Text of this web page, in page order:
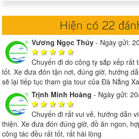
Hiện có 22
Vương Ngọc Thúy - Ngày gửi:
Chuyến đi do công ty sắp xếp rất
tốt. Xe đưa đón tận nơi, đúng giờ, hướng
sẽ lại tiếp tục tham gia tour của Đà Nẵng
Trịnh Minh Hoàng - Ngày gửi:
Chuyến đi rất vui vẻ, hướng dẫn
thiện. Xe đưa đón đúng giờ, đồ ăn ngon,
công tác đều rất tốt, rất hài lòng